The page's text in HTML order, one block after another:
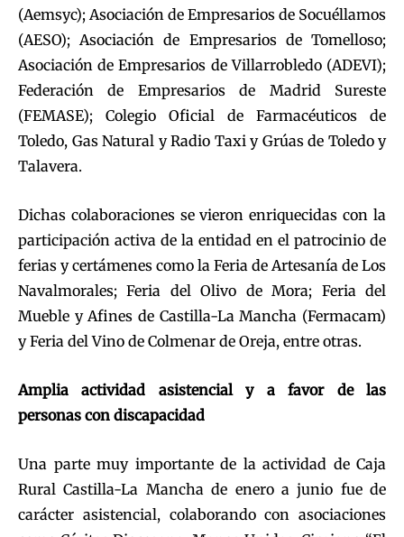
(Aemsyc); Asociación de Empresarios de Socuéllamos
(AESO); Asociación de Empresarios de Tomelloso;
Asociación de Empresarios de Villarrobledo (ADEVI);
Federación de Empresarios de Madrid Sureste
(FEMASE); Colegio Oficial de Farmacéuticos de
Toledo, Gas Natural y Radio Taxi y Grúas de Toledo y
Talavera.
Dichas colaboraciones se vieron enriquecidas con la
participación activa de la entidad en el patrocinio de
ferias y certámenes como la Feria de Artesanía de Los
Navalmorales; Feria del Olivo de Mora; Feria del
Mueble y Afines de Castilla-La Mancha (Fermacam)
y Feria del Vino de Colmenar de Oreja, entre otras.
Amplia actividad asistencial y a favor de las
personas con discapacidad
Una parte muy importante de la actividad de Caja
Rural Castilla-La Mancha de enero a junio fue de
carácter asistencial, colaborando con asociaciones